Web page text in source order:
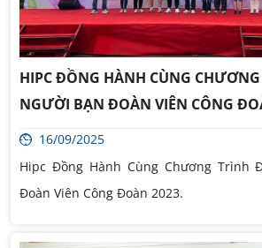
HIPC ĐỒNG HÀNH CÙNG
NGƯỜI BẠN ĐOÀN VIÊN CÔNG
16/09/2025
Hipc Đồng Hành Cùng Chương Trình
Đoàn Viên Công Đoàn 2023.